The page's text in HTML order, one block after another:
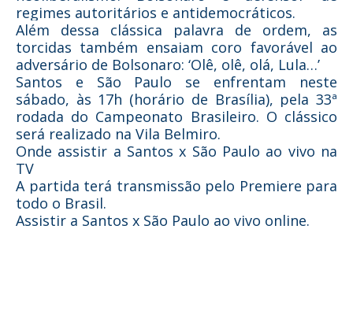
regimes autoritários e antidemocráticos.
Além dessa clássica palavra de ordem, as
torcidas também ensaiam coro favorável ao
adversário de Bolsonaro: ‘Olê, olê, olá, Lula…’
Santos e São Paulo se enfrentam neste
sábado, às 17h (horário de Brasília), pela 33ª
rodada do Campeonato Brasileiro. O clássico
será realizado na Vila Belmiro.
Onde assistir a Santos x São Paulo ao vivo na
TV
A partida terá transmissão pelo Premiere para
todo o Brasil.
Assistir a Santos x São Paulo ao vivo online.